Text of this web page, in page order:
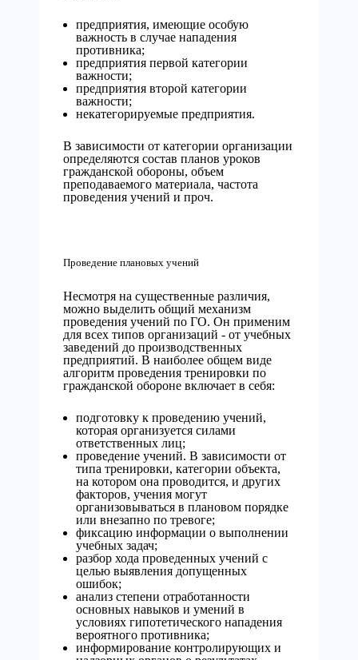
предприятия, имеющие особую
важность в случае нападения
противника;
предприятия первой категории
важности;
предприятия второй категории
важности;
некатегорируемые предприятия.
В зависимости от категории организации
определяются состав планов уроков
гражданской обороны, объем
преподаваемого материала, частота
проведения учений и проч.
Проведение плановых учений
Несмотря на существенные различия,
можно выделить общий механизм
проведения учений по ГО. Он применим
для всех типов организаций - от учебных
заведений до производственных
предприятий. В наиболее общем виде
алгоритм проведения тренировки по
гражданской обороне включает в себя:
подготовку к проведению учений,
которая организуется силами
ответственных лиц;
проведение учений. В зависимости от
типа тренировки, категории объекта,
на котором она проводится, и других
факторов, учения могут
организовываться в плановом порядке
или внезапно по тревоге;
фиксацию информации о выполнении
учебных задач;
разбор хода проведенных учений с
целью выявления допущенных
ошибок;
анализ степени отработанности
основных навыков и умений в
условиях гипотетического нападения
вероятного противника;
информирование контролирующих и